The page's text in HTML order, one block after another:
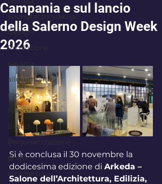
youngfactorydesign
Design
Produzione
nautica
allestimento
food
Negozi
Brand
premi
architettura
Campania e sul lancio
della Salerno Design Week
2026
Si è conclusa il 30 novembre la
dodicesima edizione di Arkeda –
Salone dell’Architettura, Edilizia,